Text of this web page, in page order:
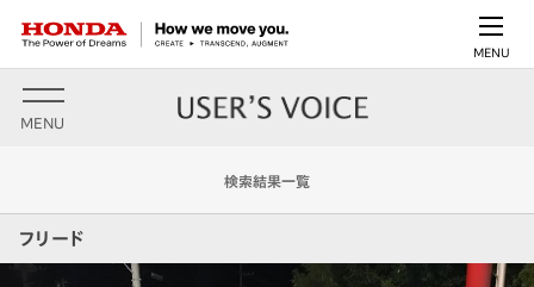
MENU
MENU
検索結果一覧
フリード